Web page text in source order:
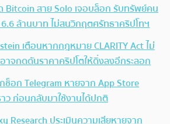
Bitcoin สาย Solo เจอบล็อก รับทรัพย์คน
6.6 ล้านบาท ไม่สนวิกฤตศรัทธาคริปโทฯ
เตือนหากกฎหมาย CLARITY Act ไม่
าจกดดันราคาคริปโตให้ดิ่งลงอีกระลอก
ช็อก Telegram หายจาก App Store
ว ก่อนกลับมาใช้งานได้ปกติ
Research ประเมินความเสียหายจาก